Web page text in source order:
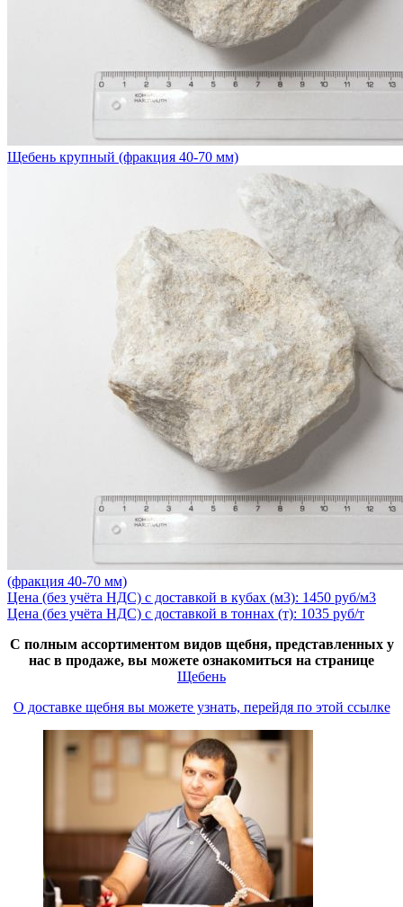
Щебень крупный (фракция 40-70 мм)
(фракция 40-70 мм)
Цена (без учёта НДС) с доставкой в кубах (м3): 1450 руб/м3
Цена (без учёта НДС) с доставкой в тоннах (т): 1035 руб/т
С полным ассортиментом видов щебня, представленных у
нас в продаже, вы можете ознакомиться на странице
Щебень
О доставке щебня вы можете узнать, перейдя по этой ссылке